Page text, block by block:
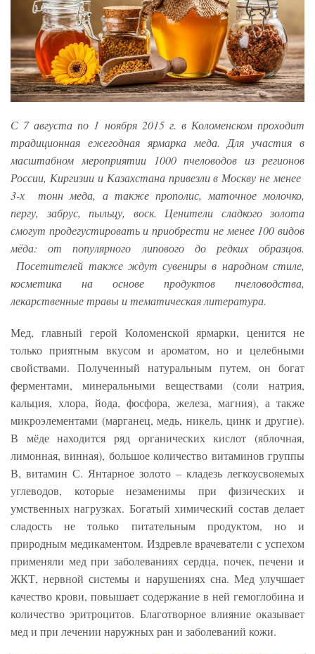
С 7 августа по 1 ноября 2015 г. в Коломенском проходит
традиционная ежегодная ярмарка меда. Для участия в
масштабном мероприятии 1000 пчеловодов из регионов
России, Киргизии и Казахстана привезли в Москву не менее
3-х тонн меда, а также прополис, маточное молочко,
пергу, забрус, пыльцу, воск. Ценители сладкого золота
смогут продегустировать и приобрести не менее 100 видов
мёда: от популярного липового до редких образцов.
Посетителей также ждут сувениры в народном стиле,
косметика на основе продуктов пчеловодства,
лекарственные травы и тематическая литература.
Мед, главный герой Коломенской ярмарки, ценится не
только приятным вкусом и ароматом, но и целебными
свойствами. Полученный натуральным путем, он богат
ферментами, минеральными веществами (соли натрия,
кальция, хлора, йода, фосфора, железа, магния), а также
микроэлементами (марганец, медь, никель, цинк и другие).
В мёде находится ряд органических кислот (яблочная,
лимонная, винная), большое количество витаминов группы
В, витамин С. Янтарное золото – кладезь легкоусвояемых
углеводов, которые незаменимы при физических и
умственных нагрузках. Богатый химический состав делает
сладость не только питательным продуктом, но и
природным медикаментом. Издревле врачеватели с успехом
применяли мед при заболеваниях сердца, почек, печени и
ЖКТ, нервной системы и нарушениях сна. Мед улучшает
качество крови, повышает содержание в ней гемоглобина и
количество эритроцитов. Благотворное влияние оказывает
мед и при лечении наружных ран и заболеваний кожи.